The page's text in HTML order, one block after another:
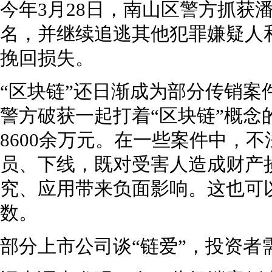
今年3月28日，南山区警方抓获
名，并继续追逃其他犯罪嫌疑
挽回损失。
“区块链”还日渐成为部分传销案
警方破获一起打着“区块链”概
8600余万元。在一些案件中，
员、下线，既对受害人造成财
究、应用带来负面影响。这也
数。
部分上市公司谈“链爱”，投资者